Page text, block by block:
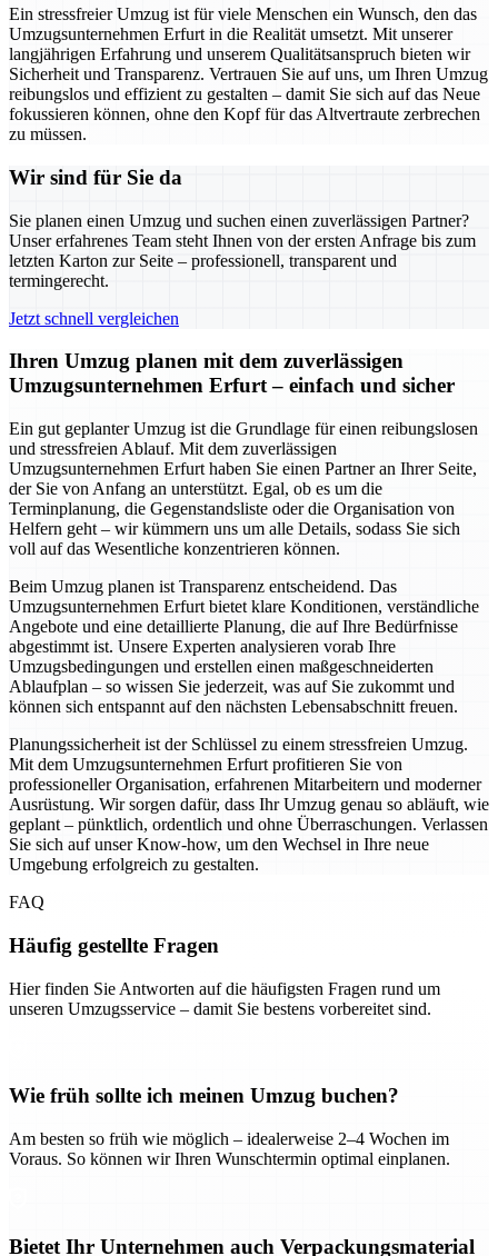
Ein stressfreier Umzug ist für viele Menschen ein Wunsch, den das
Umzugsunternehmen Erfurt in die Realität umsetzt. Mit unserer
langjährigen Erfahrung und unserem Qualitätsanspruch bieten wir
Sicherheit und Transparenz. Vertrauen Sie auf uns, um Ihren Umzug
reibungslos und effizient zu gestalten – damit Sie sich auf das Neue
fokussieren können, ohne den Kopf für das Altvertraute zerbrechen
zu müssen.
Wir sind für Sie da
Sie planen einen Umzug und suchen einen zuverlässigen Partner?
Unser erfahrenes Team steht Ihnen von der ersten Anfrage bis zum
letzten Karton zur Seite – professionell, transparent und
termingerecht.
Jetzt schnell vergleichen
Ihren Umzug planen mit dem zuverlässigen
Umzugsunternehmen Erfurt – einfach und sicher
Ein gut geplanter Umzug ist die Grundlage für einen reibungslosen
und stressfreien Ablauf. Mit dem zuverlässigen
Umzugsunternehmen Erfurt haben Sie einen Partner an Ihrer Seite,
der Sie von Anfang an unterstützt. Egal, ob es um die
Terminplanung, die Gegenstandsliste oder die Organisation von
Helfern geht – wir kümmern uns um alle Details, sodass Sie sich
voll auf das Wesentliche konzentrieren können.
Beim Umzug planen ist Transparenz entscheidend. Das
Umzugsunternehmen Erfurt bietet klare Konditionen, verständliche
Angebote und eine detaillierte Planung, die auf Ihre Bedürfnisse
abgestimmt ist. Unsere Experten analysieren vorab Ihre
Umzugsbedingungen und erstellen einen maßgeschneiderten
Ablaufplan – so wissen Sie jederzeit, was auf Sie zukommt und
können sich entspannt auf den nächsten Lebensabschnitt freuen.
Planungssicherheit ist der Schlüssel zu einem stressfreien Umzug.
Mit dem Umzugsunternehmen Erfurt profitieren Sie von
professioneller Organisation, erfahrenen Mitarbeitern und moderner
Ausrüstung. Wir sorgen dafür, dass Ihr Umzug genau so abläuft, wie
geplant – pünktlich, ordentlich und ohne Überraschungen. Verlassen
Sie sich auf unser Know-how, um den Wechsel in Ihre neue
Umgebung erfolgreich zu gestalten.
FAQ
Häufig gestellte Fragen
Hier finden Sie Antworten auf die häufigsten Fragen rund um
unseren Umzugsservice – damit Sie bestens vorbereitet sind.
Wie früh sollte ich meinen Umzug buchen?
Am besten so früh wie möglich – idealerweise 2–4 Wochen im
Voraus. So können wir Ihren Wunschtermin optimal einplanen.
Bietet Ihr Unternehmen auch Verpackungsmaterial